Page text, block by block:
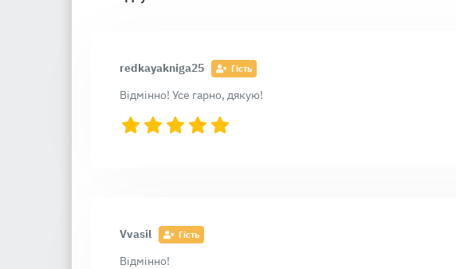
redkayakniga25 Гість
Відмінно! Усе гарно, дякую!
Vvasil Гість
Відмінно!